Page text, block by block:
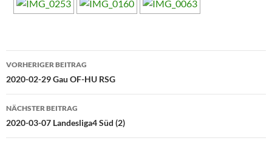
Beitragsnavigation
VORHERIGER BEITRAG
2020-02-29 Gau OF-HU RSG
NÄCHSTER BEITRAG
2020-03-07 Landesliga4 Süd (2)